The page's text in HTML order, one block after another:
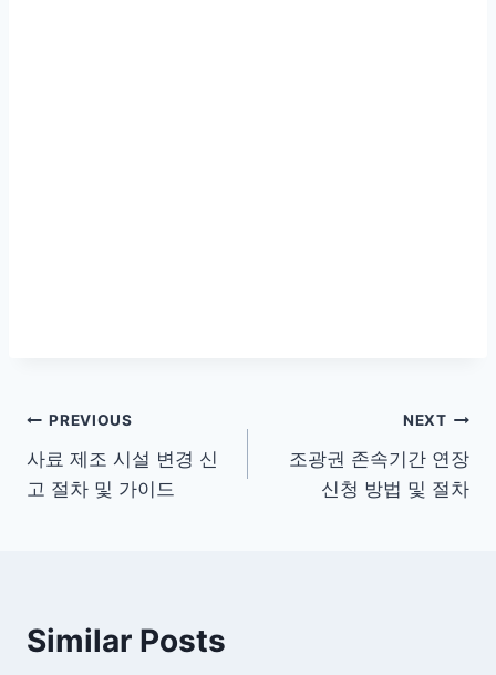
글
탐
PREVIOUS
사료 제조 시설 변경 신
고 절차 및 가이드
NEXT
조광권 존속기간 연장
신청 방법 및 절차
Similar Posts